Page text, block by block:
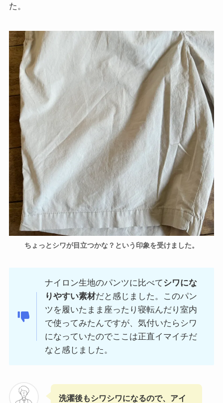
た。
ちょっとシワが目立つかな？という印象を受けました。
ナイロン生地のパンツに比べてシワにな
りやすい素材だと感じました。このパン
ツを履いたまま座ったり寝転んだり室内
で使ってみたんですが、気付いたらシワ
になっていたのでここは正直イマイチだ
なと感じました。
洗濯後もシワシワになるので、アイ